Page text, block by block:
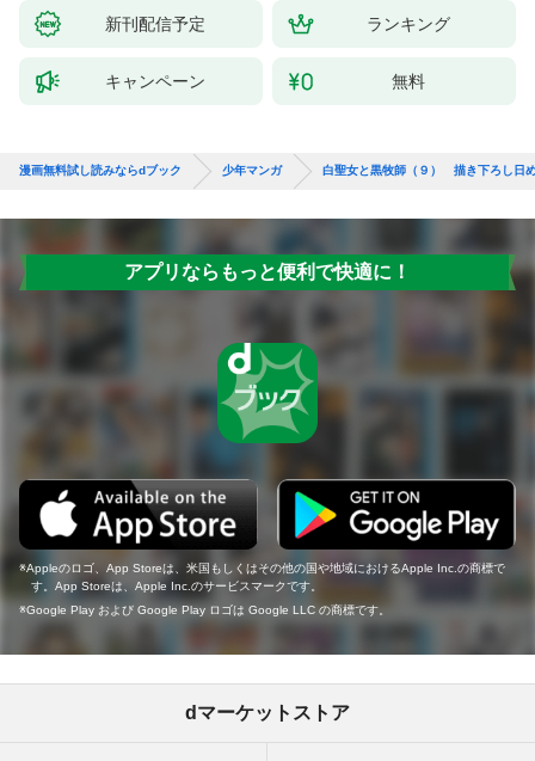
（１）
新刊配信予定 ランキング
キャンペーン 無料
漫画無料試し読みならdブック 少年マンガ 白聖女と黒牧師（９） 描き下ろし日
アプリならもっと便利で快適に！
Appleのロゴ、App Storeは、米国もしくはその他の国や地域におけるApple Inc.の商標で
す。App Storeは、Apple Inc.のサービスマークです。
Google Play および Google Play ロゴは Google LLC の商標です。
dマーケットストア